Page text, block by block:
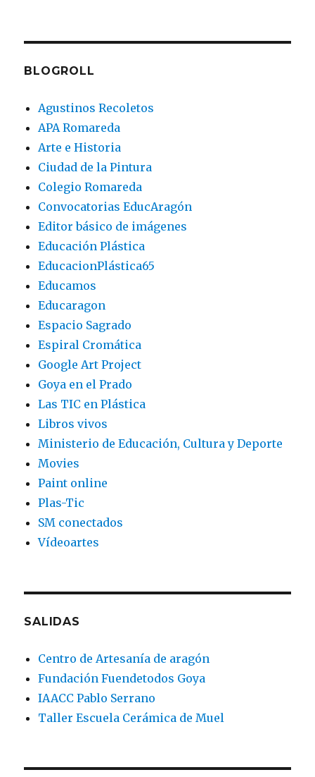
BLOGROLL
Agustinos Recoletos
APA Romareda
Arte e Historia
Ciudad de la Pintura
Colegio Romareda
Convocatorias EducAragón
Editor básico de imágenes
Educación Plástica
EducacionPlástica65
Educamos
Educaragon
Espacio Sagrado
Espiral Cromática
Google Art Project
Goya en el Prado
Las TIC en Plástica
Libros vivos
Ministerio de Educación, Cultura y Deporte
Movies
Paint online
Plas-Tic
SM conectados
Vídeoartes
SALIDAS
Centro de Artesanía de aragón
Fundación Fuendetodos Goya
IAACC Pablo Serrano
Taller Escuela Cerámica de Muel